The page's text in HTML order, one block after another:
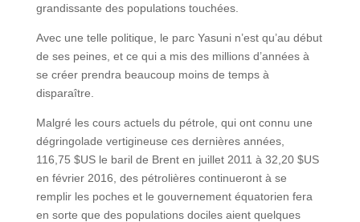
grandissante des populations touchées.
Avec une telle politique, le parc Yasuni n’est qu’au début
de ses peines, et ce qui a mis des millions d’années à
se créer prendra beaucoup moins de temps à
disparaître.
Malgré les cours actuels du pétrole, qui ont connu une
dégringolade vertigineuse ces dernières années,
116,75 $US le baril de Brent en juillet 2011 à 32,20 $US
en février 2016, des pétrolières continueront à se
remplir les poches et le gouvernement équatorien fera
en sorte que des populations dociles aient quelques